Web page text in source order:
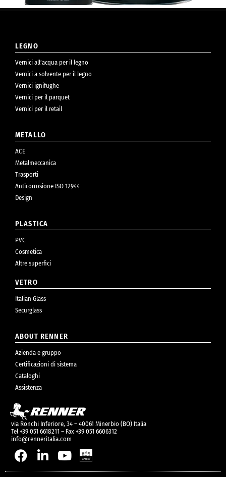
LEGNO
Vernici all’acqua per il legno
Vernici a solvente per il legno
Vernici ignifughe
Vernici per il parquet
Vernici per il retail
METALLO
ACE
Metalmeccanica
Trasporti
Anticorrosione ISO 12944
Design
PLASTICA
PVC
Cosmetica
Altre superfici
VETRO
Italian Glass
Securglass
ABOUT RENNER
Azienda e gruppo
Certificazioni di sistema
Cataloghi
Assistenza
via Ronchi Inferiore, 34 – 40061 Minerbio (BO) Italia
Tel +39 051 6618211 – Fax +39 051 6606312
info@renneritalia.com